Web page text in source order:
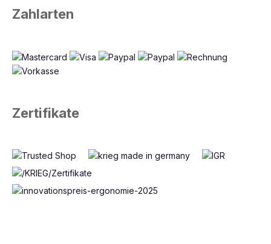
Zahlarten
Zertifikate